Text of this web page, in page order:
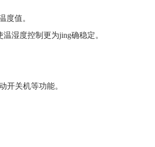
度值。
湿度控制更为jing确稳定。
开关机等功能。